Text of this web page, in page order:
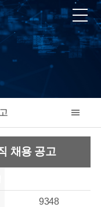
채용 공고
9348